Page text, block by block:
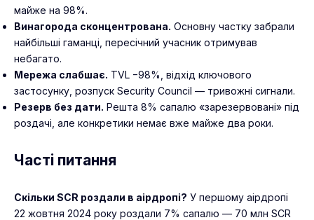
майже на 98%.
Винагорода сконцентрована. Основну частку забрали
найбільші гаманці, пересічний учасник отримував
небагато.
Мережа слабшає. TVL −98%, відхід ключового
застосунку, розпуск Security Council — тривожні сигнали.
Резерв без дати. Решта 8% сапалю «зарезервовані» під
роздачі, але конкретики немає вже майже два роки.
Часті питання
Скільки SCR роздали в аірдропі? У першому аірдропі
22 жовтня 2024 року роздали 7% сапалю — 70 млн SCR